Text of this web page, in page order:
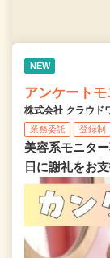
NEW
アンケートモ
株式会社 クラウド
業務委託 登録制
美容系モニタ
日に謝礼をお